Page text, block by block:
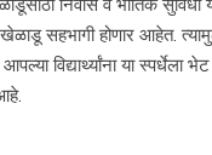
खेळाडू सहभागी होणार आहेत.
आपल्या विद्यार्थ्यांना या